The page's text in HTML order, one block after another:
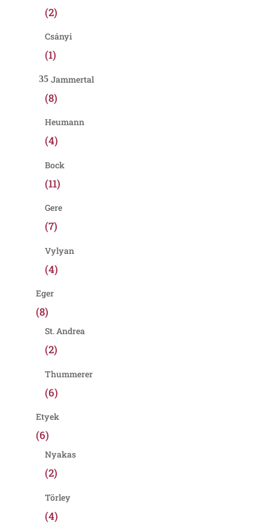
(2)
Csányi
(1)
Jammertal
(8)
Heumann
(4)
Bock
(11)
Gere
(7)
Vylyan
(4)
Eger
(8)
St. Andrea
(2)
Thummerer
(6)
Etyek
(6)
Nyakas
(2)
Törley
(4)